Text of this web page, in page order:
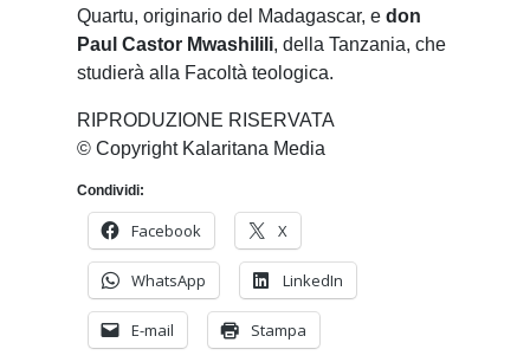
Quartu, originario del Madagascar, e don
Paul Castor Mwashilili, della Tanzania, che
studierà alla Facoltà teologica.
RIPRODUZIONE RISERVATA
© Copyright Kalaritana Media
Condividi:
Facebook X
WhatsApp LinkedIn
E-mail Stampa